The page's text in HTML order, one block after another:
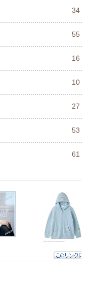
34
55
16
10
27
53
61